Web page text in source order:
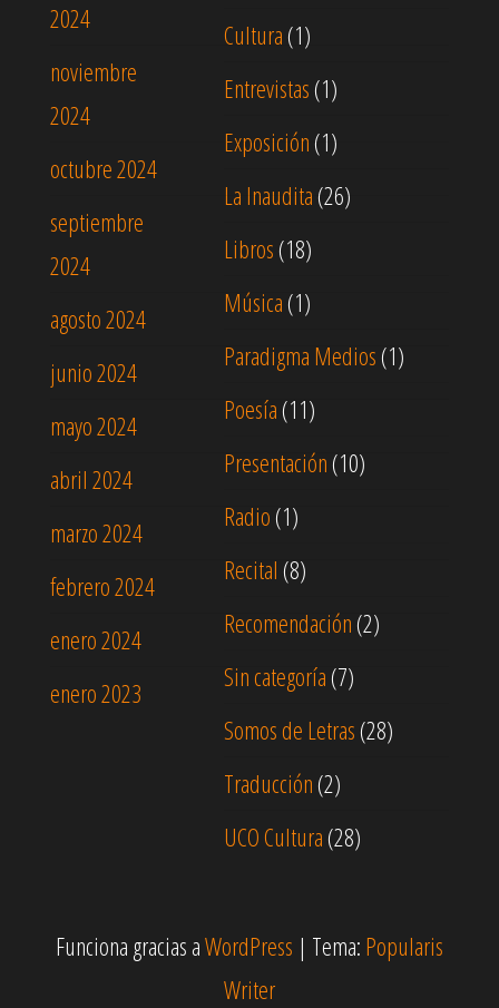
Cultura (1)
Entrevistas (1)
Exposición(1)
La Inaudita(26)
Libros (18)
Música(1)
Paradigma Medios(1)
Poesía(11)
Presentación(10)
Radio(1)
Recital (8)
Recomendación(2)
Sin categoría(7)
Somos de Letras (28)
Traducción (2)
UCO Cultura (28)
2024
noviembre
2024
octubre 2024
septiembre
2024
agosto 2024
junio 2024
mayo 2024
abril 2024
marzo 2024
febrero 2024
enero 2024
enero 2023
Funciona gracias aWordPress | Tema: Popularis
Writer